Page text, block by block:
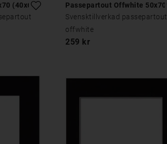
(40x60)
Passepartout Offwhite 50x70
Svensktillverkad passepartout
offwhite
259 kr